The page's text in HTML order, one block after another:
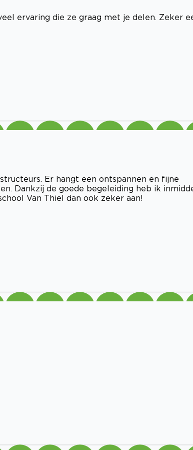
ervaring die ze graag met je delen. Zeker
Er hangt een ontspannen en fijne
Dankzij de goede begeleiding heb ik
Van Thiel dan ook zeker aan!